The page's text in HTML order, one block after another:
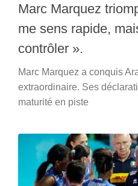
Marc Marquez
me sens rapide,
contrôler ».
Marc Marquez a conquis
extraordinaire. Ses
maturité en piste